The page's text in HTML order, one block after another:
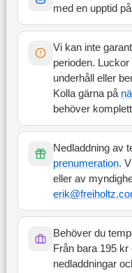
med en upptid på
Vi kan inte
perioden.
underhåll eller
Kolla gärna på
behöver
Nedladdning av
prenumeration.
eller av
Behöver du
Från bara 195 kr
nedladdningar